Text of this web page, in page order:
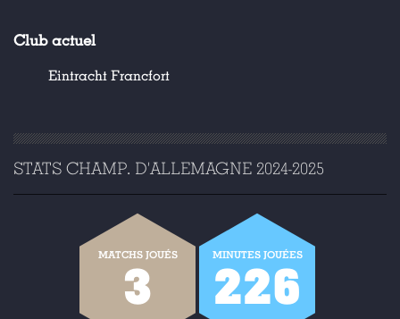
Club actuel
Eintracht Francfort
STATS CHAMP. D'ALLEMAGNE 2024-2025
MATCHS JOUÉS
3
MINUTES JOUÉES
226